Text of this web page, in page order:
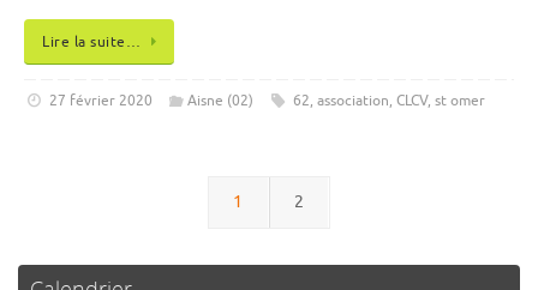
Lire la suite…
27 février 2020 Aisne (02) 62, association, CLCV, st omer
1 2